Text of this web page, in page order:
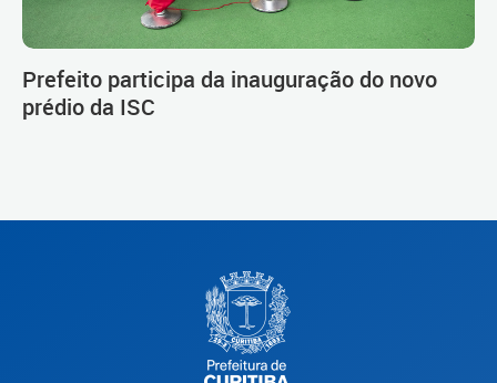
Prefeito participa da inauguração do novo
prédio da ISC